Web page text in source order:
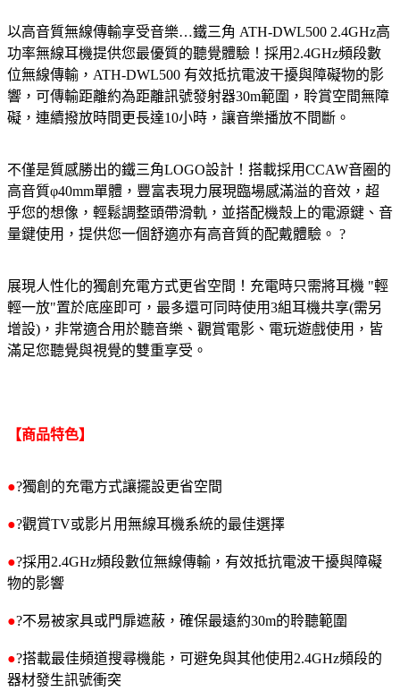
以高音質無線傳輸享受音樂…鐵三角 ATH-DWL500 2.4GHz高
功率無線耳機提供您最優質的聽覺體驗！採用2.4GHz頻段數
位無線傳輸，ATH-DWL500 有效抵抗電波干擾與障礙物的影
響，可傳輸距離約為距離訊號發射器30m範圍，聆賞空間無障
礙，連續撥放時間更長達10小時，讓音樂播放不間斷。
不僅是質感勝出的鐵三角LOGO設計！搭載採用CCAW音圈的
高音質φ40mm單體，豐富表現力展現臨場感滿溢的音效，超
乎您的想像，輕鬆調整頭帶滑軌，並搭配機殼上的電源鍵、音
量鍵使用，提供您一個舒適亦有高音質的配戴體驗。 ?
展現人性化的獨創充電方式更省空間！充電時只需將耳機 "輕
輕一放"置於底座即可，最多還可同時使用3組耳機共享(需另
增設)，非常適合用於聽音樂、觀賞電影、電玩遊戲使用，皆
滿足您聽覺與視覺的雙重享受。
【商品特色】
●?獨創的充電方式讓擺設更省空間
●?觀賞TV或影片用無線耳機系統的最佳選擇
●?採用2.4GHz頻段數位無線傳輸，有效抵抗電波干擾與障礙
物的影響
●?不易被家具或門扉遮蔽，確保最遠約30m的聆聽範圍
●?搭載最佳頻道搜尋機能，可避免與其他使用2.4GHz頻段的
器材發生訊號衝突